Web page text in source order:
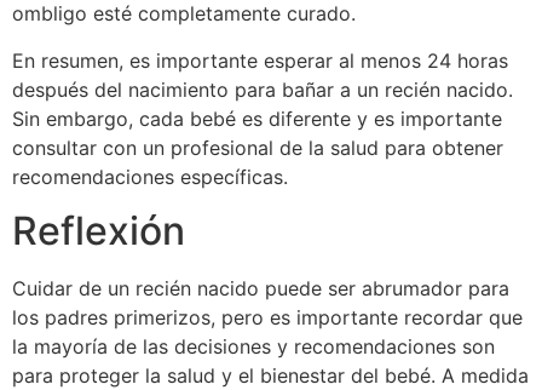
ombligo esté completamente curado.
En resumen, es importante esperar al menos 24 horas
después del nacimiento para bañar a un recién nacido.
Sin embargo, cada bebé es diferente y es importante
consultar con un profesional de la salud para obtener
recomendaciones específicas.
Reflexión
Cuidar de un recién nacido puede ser abrumador para
los padres primerizos, pero es importante recordar que
la mayoría de las decisiones y recomendaciones son
para proteger la salud y el bienestar del bebé. A medida